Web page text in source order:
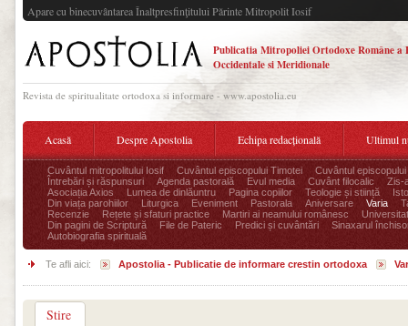
Apare cu binecuvântarea Înaltpresfinţitului Părinte Mitropolit Iosif
Publicatia Mitropoliei Ortodoxe Române a
Occidentale si Meridionale
Revista de spiritualitate ortodoxa si informare - www.apostolia.eu
Acasă Despre Apostolia Echipa redacțională Ultimul
Cuvântul mitropolitului Iosif Cuvântul episcopului Timotei
Cuvântul episcopului
Întrebări și răspunsuri
Agenda pastorală Evul media Cuvânt filocalic
Zis-
Asociația Axios
Lumea de dinlăuntru Pagina copiilor Teologie și stiință
Din viața parohiilor
Liturgica Eveniment Pastorala Aniversare Varia
Recenzie
Rețete și sfaturi practice Martiri ai neamului românesc
Din pagini de Scriptură
File de Pateric Predici și cuvântări
Sinaxarul
Autobiografia spirituală
Te afli aici: Apostolia - Publicatie de informare crestin ortodoxa
Stire